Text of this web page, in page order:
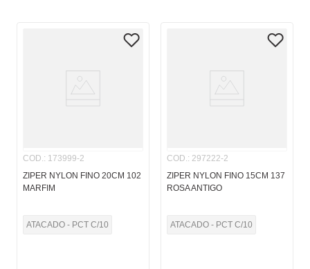
COD.: 173999-2
ZIPER NYLON FINO 20CM 102
MARFIM
ATACADO - PCT C/10
COD.: 297222-2
ZIPER NYLON FINO 15CM 137
ROSA ANTIGO
ATACADO - PCT C/10